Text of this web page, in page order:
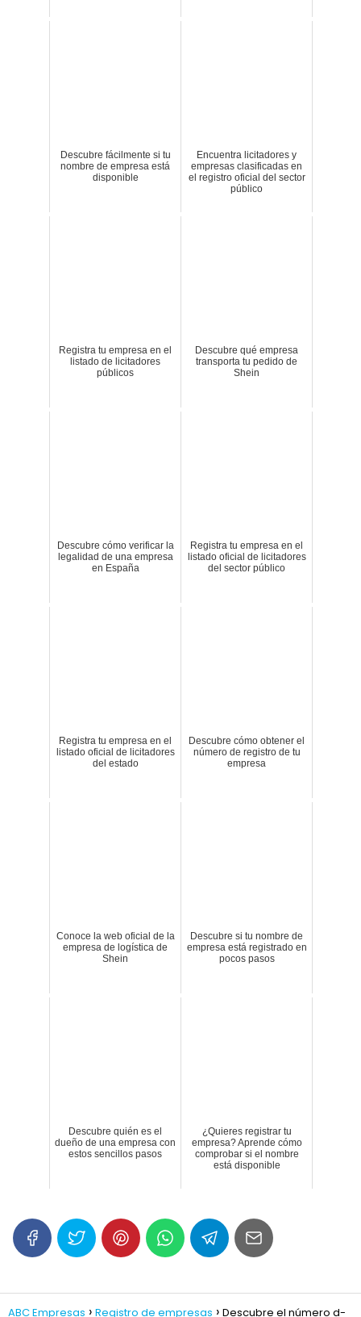
Descubre fácilmente si tu
nombre de empresa está
disponible
Encuentra licitadores y
empresas clasificadas en
el registro oficial del sector
público
Registra tu empresa en el
listado de licitadores
públicos
Descubre qué empresa
transporta tu pedido de
Shein
Descubre cómo verificar la
legalidad de una empresa
en España
Registra tu empresa en el
listado oficial de licitadores
del sector público
Registra tu empresa en el
listado oficial de licitadores
del estado
Descubre cómo obtener el
número de registro de tu
empresa
Conoce la web oficial de la
empresa de logística de
Shein
Descubre si tu nombre de
empresa está registrado en
pocos pasos
Descubre quién es el
dueño de una empresa con
estos sencillos pasos
¿Quieres registrar tu
empresa? Aprende cómo
comprobar si el nombre
está disponible
ABC Empresas Registro de empresas Descubre el número d-